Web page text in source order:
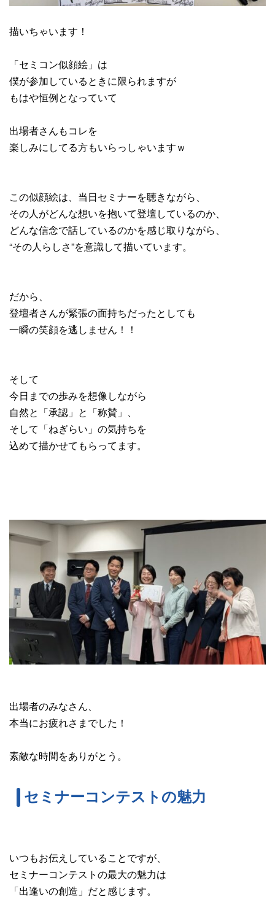
描いちゃいます！
「セミコン似顔絵」は
僕が参加しているときに限られますが
もはや恒例となっていて
出場者さんもコレを
楽しみにしてる方もいらっしゃいますｗ
この似顔絵は、当日セミナーを聴きながら、
その人がどんな想いを抱いて登壇しているのか、
どんな信念で話しているのかを感じ取りながら、
“その人らしさ”を意識して描いています。
だから、
登壇者さんが緊張の面持ちだったとしても
一瞬の笑顔を逃しません！！
そして
今日までの歩みを想像しながら
自然と「承認」と「称賛」、
そして「ねぎらい」の気持ちを
込めて描かせてもらってます。
出場者のみなさん、
本当にお疲れさまでした！
素敵な時間をありがとう。
セミナーコンテストの魅力
いつもお伝えしていることですが、
セミナーコンテストの最大の魅力は
「出逢いの創造」だと感じます。